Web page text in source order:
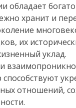
обладает
хранит и
их
уклад.
способствуют
отношений,